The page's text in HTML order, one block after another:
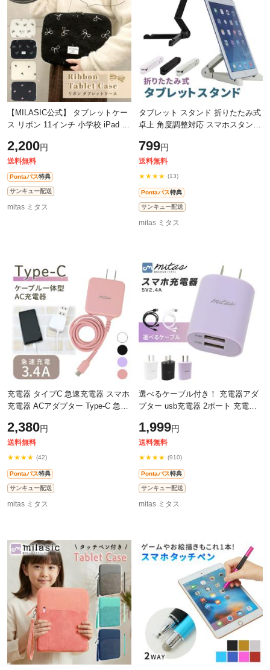
【MILASIC公式】 タブレットケー
ス リボン 11インチ 小学校 iPad タ
おしゃれ かわいい 傷防止 パソコ
ン
2,200円
送料無料
Pontaパス特典
サンキュー配送
mitas ミタス
タブレット スタンド 折りたたみ式
卓上 角度調整対応 スマホスタンド
GALAXY Tab ARROWS REGZA
AQUOS PA
799円
送料無料
★★★★ (13)
Pontaパス特典
サンキュー配送
mitas ミタス
充電器 タイプC 急速充電器 スマホ
充電器 ACアダプター Type-C 急速
充電器 携帯電話 充電器 最大3.4A
2,380円
送料無料
★★★★ (42)
Pontaパス特典
サンキュー配送
mitas ミタス
選べるケーブル付き！ 充電器アダ
プター usb充電器 2ポート 充電器
電器 ACアダプター Type-C android
ip
1,999円
送料無料
★★★★ (910)
Pontaパス特典
サンキュー配送
mitas ミタス